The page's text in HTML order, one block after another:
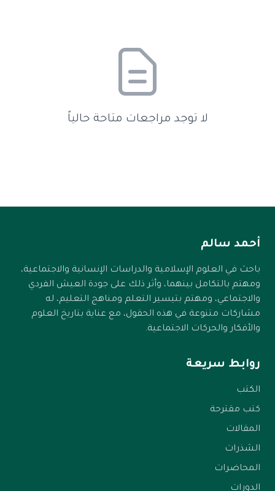
لا توجد مراجعات متاحة حالياً
أحمد سالم
باحث في العلوم الإسلامية والدراسات الإنسانية والاجتماعية،
ومهتم بالتكامل بينهما، وأثر ذلك على جودة العيش الفردي
والاجتماعي، ومهتم بتيسير التعلم ومناهج التعليم، له
مشاركات متنوعة في هذه الحقول، مع عناية بتاريخ العلوم
والأفكار والحركات الاجتماعية.
روابط سريعة
الكتب
كتب مقترحة
المقالات
الشذرات
المحاضرات
الدورات